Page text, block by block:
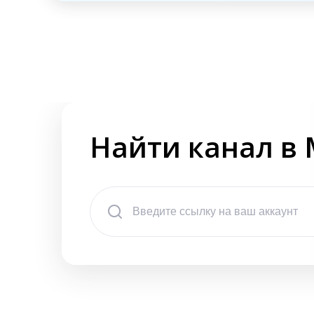
Найти канал в